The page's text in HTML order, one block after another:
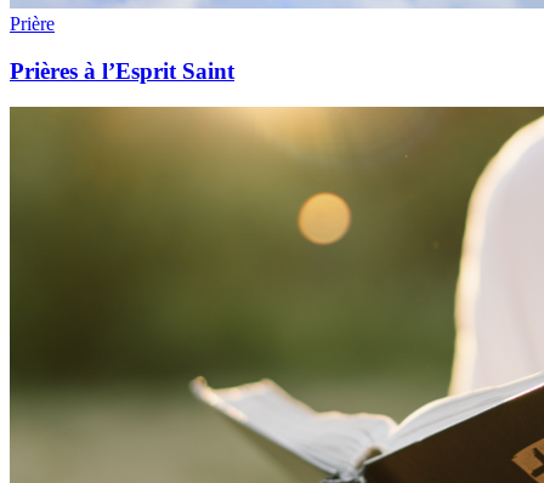
Prière
Prières à l’Esprit Saint